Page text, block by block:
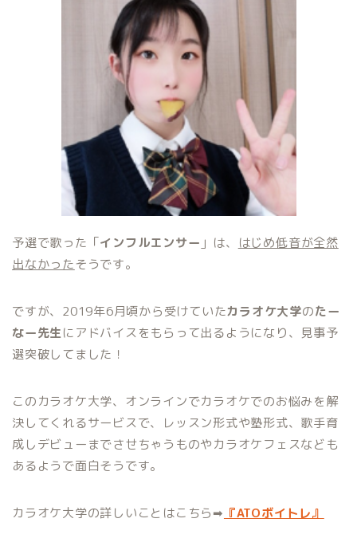
予選で歌った「インフルエンサー 」は、
はじめ低音が全然
出なかったそうです。
ですが、2019年6月頃から受けていたカラオケ大学のたー
なー先生にアドバイスをもらって出るようになり、見事予
選突破してました！
このカラオケ大学、オンラインでカラオケでのお悩みを解
決してくれるサービスで、レッスン形式や塾形式、歌手育
成しデビューまでさせちゃうものやカラオケフェスなども
あるようで面白そうです。
カラオケ大学の詳しいことはこちら➡︎ 『ATOボイトレ』